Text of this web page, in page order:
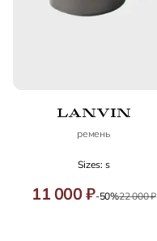
ремень
Sizes: s
11 000 ₽-50%22 000 ₽